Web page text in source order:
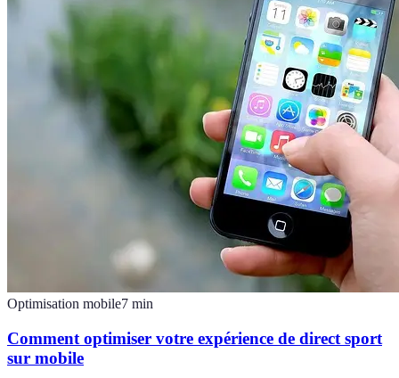
Optimisation mobile7 min
Comment optimiser votre expérience de direct sport
sur mobile